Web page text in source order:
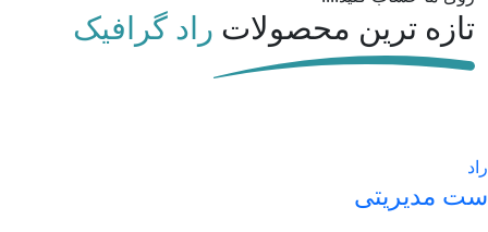
تازه ترین محصولات راد گرافیک
راد
ست مدیریتی